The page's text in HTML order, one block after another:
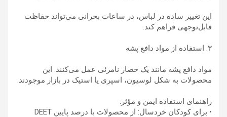
این تغییر ساده در لباس، در ساعات بحرانی می‌تواند حفاظت
قابل‌توجهی فراهم کند.
۳. استفاده از مواد دافع پشه
مواد دافع پشه مانند یک حصار نامرئی عمل می‌کنند. این
محصولات به شکل لوسیون، اسپری یا استیک در بازار موجودند.
راهنمای استفاده ایمن و مؤثر:
• برای کودکان خردسال: از محصولات با درصد پایین DEET